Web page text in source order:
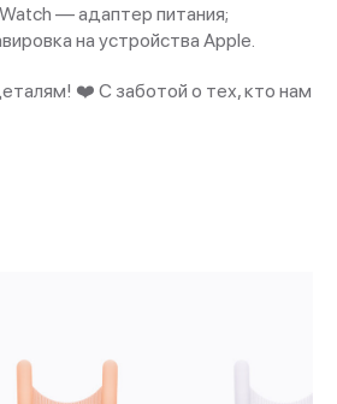
— адаптер питания;
на устройства Apple.
❤️ С заботой о тех, кто нам